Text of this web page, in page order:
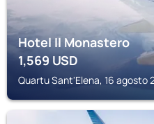
Hotel Il Monastero
1,569USD
Quartu Sant'Elena, 16 agosto